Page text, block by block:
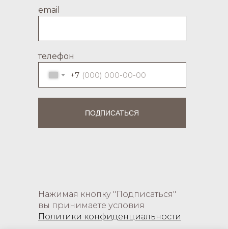
email
телефон
+7
ПОДПИСАТЬСЯ
Нажимая кнопку "Подписаться"
вы принимаете условия
Политики конфиденциальности